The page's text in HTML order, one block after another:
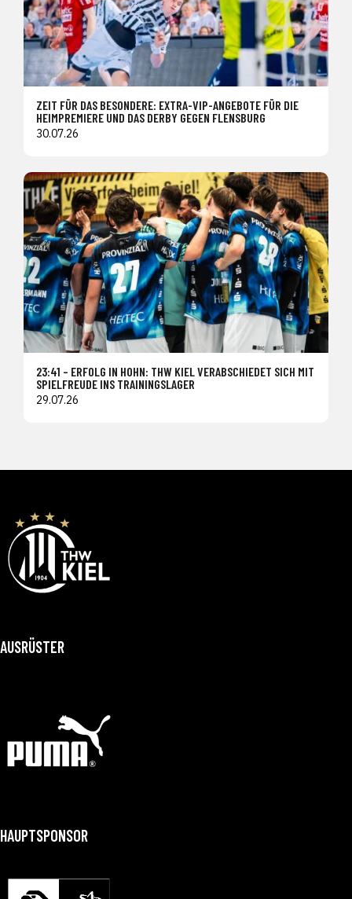
ZEIT FÜR DAS BESONDERE: EXTRA-VIP-ANGEBOTE FÜR DIE
HEIMPREMIERE UND DAS DERBY GEGEN FLENSBURG
30.07.26
23:41 – ERFOLG IN HOHN: THW KIEL VERABSCHIEDET SICH MIT
SPIELFREUDE INS TRAININGSLAGER
29.07.26
AUSRÜSTER
HAUPTSPONSOR